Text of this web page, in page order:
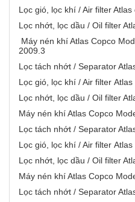
Lọc gió, lọc khí / Air filter
Lọc nhớt, lọc dầu / Oil filter
Máy nén khí Atlas Copco
2009.3
Lọc tách nhớt / Separator
Lọc gió, lọc khí / Air filter
Lọc nhớt, lọc dầu / Oil filter
Máy nén khí Atlas Copco
Lọc tách nhớt / Separator
Lọc gió, lọc khí / Air filter
Lọc nhớt, lọc dầu / Oil filter
Máy nén khí Atlas Copco
Lọc tách nhớt / Separator